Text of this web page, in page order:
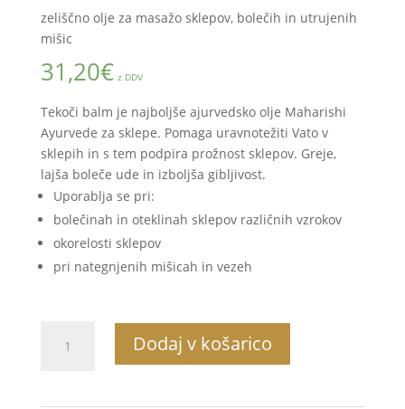
zeliščno olje za masažo sklepov, bolečih in utrujenih
mišic
31,20€ z DDV
Tekoči balm je najboljše ajurvedsko olje Maharishi
Ayurvede za sklepe. Pomaga uravnotežiti Vato v
sklepih in s tem podpira prožnost sklepov. Greje,
lajša boleče ude in izboljša gibljivost.
Uporablja se pri:
bolečinah in oteklinah sklepov različnih vzrokov
okorelosti sklepov
pri nategnjenih mišicah in vezeh
Tekoči
Dodaj v košarico